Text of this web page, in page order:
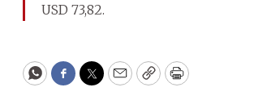
USD 73,82.
WhatsApp
Facebook
Twitter
EmailCopyPrint